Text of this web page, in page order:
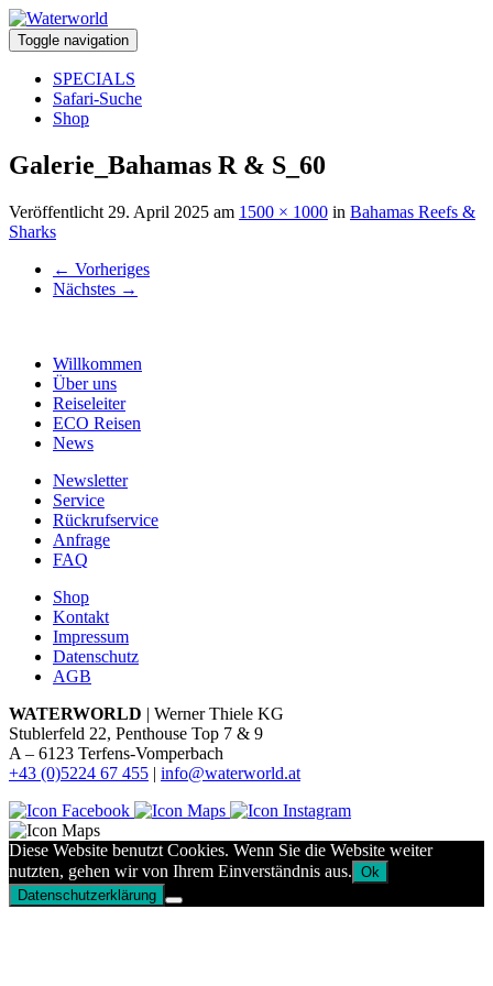
Toggle navigation
SPECIALS
Safari-Suche
Shop
Galerie_Bahamas R & S_60
Veröffentlicht 29. April 2025 am 1500 × 1000 in Bahamas Reefs &
Sharks
← Vorheriges
Nächstes →
Willkommen
Über uns
Reiseleiter
ECO Reisen
News
Newsletter
Service
Rückrufservice
Anfrage
FAQ
Shop
Kontakt
Impressum
Datenschutz
AGB
WATERWORLD | Werner Thiele KG
Stublerfeld 22, Penthouse Top 7 & 9
A – 6123 Terfens-Vomperbach
+43 (0)5224 67 455 | info@waterworld.at
Diese Website benutzt Cookies. Wenn Sie die Website weiter
nutzten, gehen wir von Ihrem Einverständnis aus. Ok
Datenschutzerklärung